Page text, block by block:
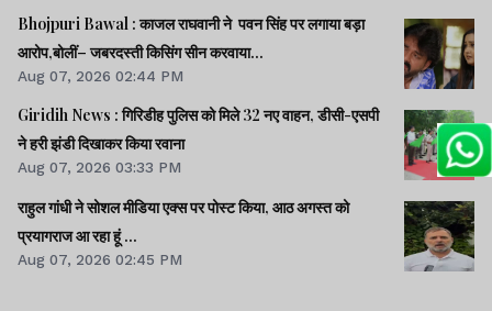
Bhojpuri Bawal : काजल राघवानी ने पवन सिंह पर लगाया बड़ा
आरोप,बोलीं– जबरदस्ती किसिंग सीन करवाया...
Aug 07, 2026 02:44 PM
Giridih News : गिरिडीह पुलिस को मिले 32 नए वाहन, डीसी-एसपी
ने हरी झंडी दिखाकर किया रवाना
Aug 07, 2026 03:33 PM
राहुल गांधी ने सोशल मीडिया एक्स पर पोस्ट किया, आठ अगस्त को
प्रयागराज आ रहा हूं ...
Aug 07, 2026 02:45 PM